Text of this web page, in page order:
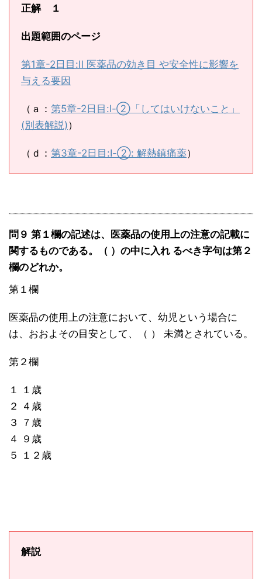
正解 １
出題範囲のページ
第1章-2日目:Ⅱ 医薬品の効き目 や安全性に影響を
与える要因
（ａ： 第5章-2日目:Ⅰ-②「してはいけないこと」
(別表解説)）
（ｄ： 第3章-2日目:Ⅰ-②: 解熱鎮痛薬）
問９ 第１欄の記述は、医薬品の使用上の注意の記載に
関するものである。（ ）の中に入れ るべき字句は第２
欄のどれか。
第１欄
医薬品の使用上の注意において、幼児という場合に
は、おおよその目安として、（ ） 未満とされている。
第２欄
１ １歳
２ ４歳
３ ７歳
４ ９歳
５ １２歳
解説